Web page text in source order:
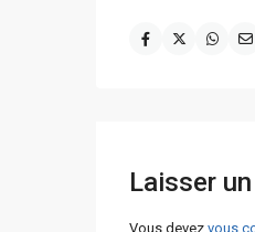
Laisser
Vous devez vous